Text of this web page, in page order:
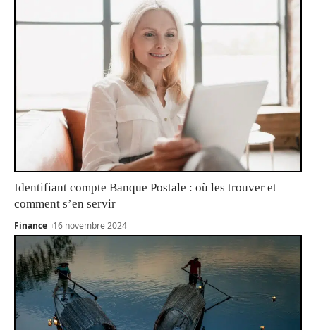
Identifiant compte Banque Postale : où les trouver et
comment s’en servir
Finance 16 novembre 2024